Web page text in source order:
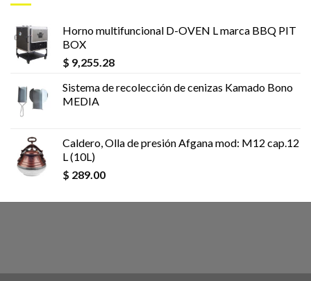
Horno multifuncional D-OVEN L marca BBQ PIT
BOX
$ 9,255.28
Sistema de recolección de cenizas Kamado Bono
MEDIA
Caldero, Olla de presión Afgana mod: M12 cap.12
L (10L)
$ 289.00